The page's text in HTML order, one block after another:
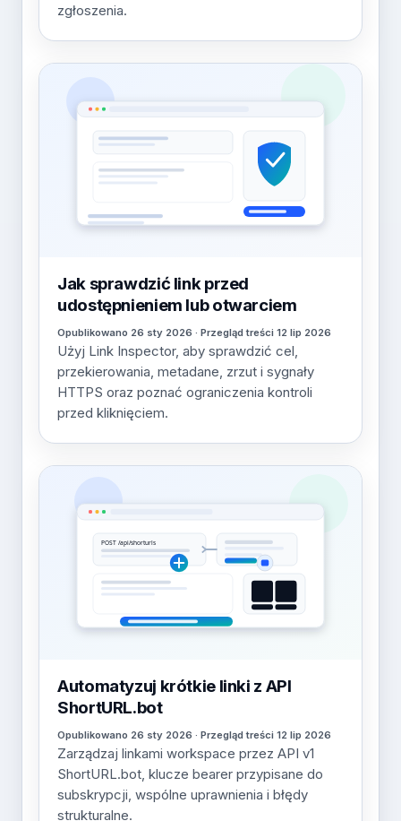
zgłoszenia.
Jak sprawdzić link przed
udostępnieniem lub otwarciem
Opublikowano 26 sty 2026 · Przegląd treści 12 lip 2026
Użyj Link Inspector, aby sprawdzić cel,
przekierowania, metadane, zrzut i sygnały
HTTPS oraz poznać ograniczenia kontroli
przed kliknięciem.
Automatyzuj krótkie linki z API
ShortURL.bot
Opublikowano 26 sty 2026 · Przegląd treści 12 lip 2026
Zarządzaj linkami workspace przez API v1
ShortURL.bot, klucze bearer przypisane do
subskrypcji, wspólne uprawnienia i błędy
strukturalne.